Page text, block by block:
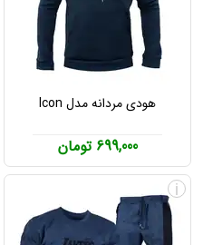
هودی مردانه مدل Icon
699,000 تومان
i